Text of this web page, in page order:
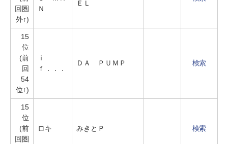
回圏
外↑)
Ｎ
ＥＬ
15
位
(前
回
54
位↑)
ｉ
ｆ．．．
ＤＡ ＰＵＭＰ 検索
15
位
(前
回圏
ロキ みきとＰ 検索